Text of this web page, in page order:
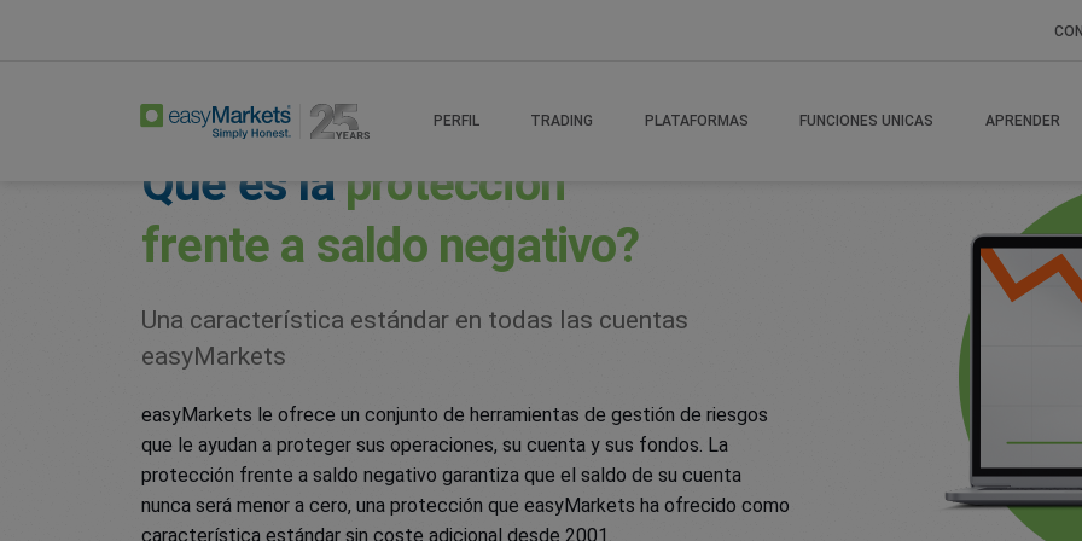
PERFIL TRADING PLATAFORMAS FUNCIONES UNICAS APRENDER
Qué es la protección
frente a saldo negativo?
Una característica estándar en todas las cuentas
easyMarkets
easyMarkets le ofrece un conjunto de herramientas de gestión de riesgos
que le ayudan a proteger sus operaciones, su cuenta y sus fondos. La
protección frente a saldo negativo garantiza que el saldo de su cuenta
nunca será menor a cero, una protección que easyMarkets ha ofrecido como
característica estándar sin coste adicional desde 2001.